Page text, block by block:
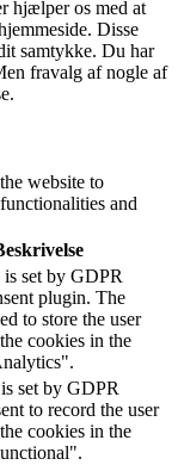
hjælper os med at
Disse
samtykke. Du har
fravalg af nogle af
website to
and
set by GDPR
plugin. The
to store the user
cookies in the
set by GDPR
to record the user
cookies in the